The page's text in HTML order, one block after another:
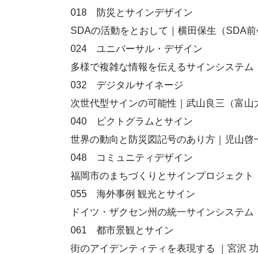
018 防災とサインデザイン
SDAの活動をとおして｜横田保生（SDA前
024 ユニバーサル・デザイン
多様で複雑な情報を伝えるサインシステム
032 デジタルサイネージ
次世代型サインの可能性｜武山良三（富山
040 ピクトグラムとサイン
世界の動向と防災図記号のあり方｜児山啓
048 コミュニティデザイン
福岡市のまちづくりとサインプロジェクト
055 海外事例 観光とサイン
ドイツ・ザクセン州の統一サインシステム
061 都市景観とサイン
街のアイデンティティを表現する ｜宮沢